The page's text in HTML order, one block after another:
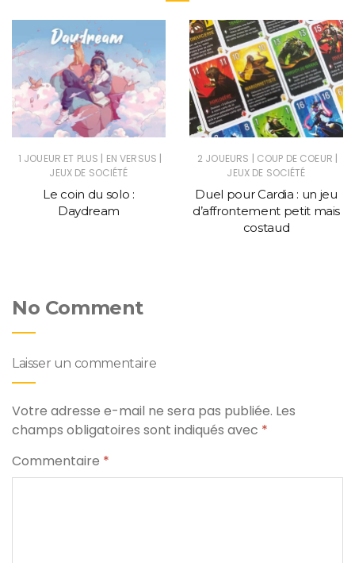
1 JOUEUR ET PLUS | EN VERSUS |
JEUX DE SOCIÉTÉ
Le coin du solo :
Daydream
2 JOUEURS | COUP DE COEUR |
JEUX DE SOCIÉTÉ
Duel pour Cardia : un jeu
d’affrontement petit mais
costaud
No Comment
Laisser un commentaire
Votre adresse e-mail ne sera pas publiée. Les
champs obligatoires sont indiqués avec *
Commentaire *